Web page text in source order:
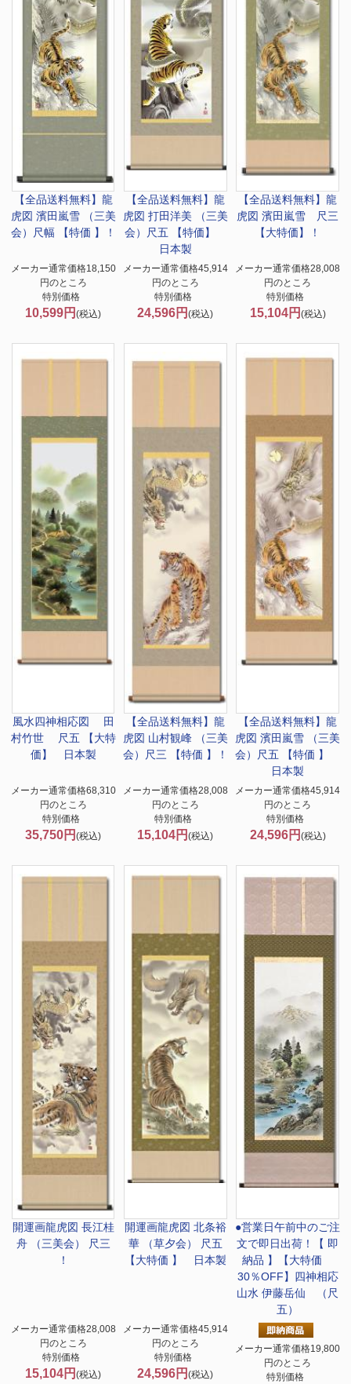
【全品送料無料】 龍
虎図 濱田嵐雪 （三美
会）尺幅 【特価 】！
メーカー通常価格18,150
円のところ
特別価格
10,599円(税込)
【全品送料無料】 龍
虎図 打田洋美 （三美
会）尺五 【特価】
日本製
メーカー通常価格45,914
円のところ
特別価格
24,596円(税込)
【全品送料無料】龍
虎図 濱田嵐雪 尺三
【大特価】！
メーカー通常価格28,008
円のところ
特別価格
15,104円 (税込)
風水四神相応図 田
村竹世 尺五 【大特
価】 日本製
メーカー通常価格68,310
円のところ
特別価格
35,750円(税込)
【全品送料無料】 龍
虎図 山村観峰 （三美
会）尺三 【特価 】！
メーカー通常価格28,008
円のところ
特別価格
15,104円(税込)
【全品送料無料】龍
虎図 濱田嵐雪 （三美
会）尺五 【特価 】
日本製
メーカー通常価格45,914
円のところ
特別価格
24,596円 (税込)
開運画龍虎図 長江桂
舟 （三美会） 尺三
！
メーカー通常価格28,008
円のところ
特別価格
15,104円(税込)
開運画龍虎図 北条裕
華 （草夕会） 尺五
【大特価 】 日本製
メーカー通常価格45,914
円のところ
特別価格
24,596円(税込)
●営業日午前中のご注
文で即日出荷！
【 即
納品 】【大特価
30％OFF】四神相応
山水 伊藤岳仙 （尺
五）
メーカー通常価格19,800
円のところ
特別価格